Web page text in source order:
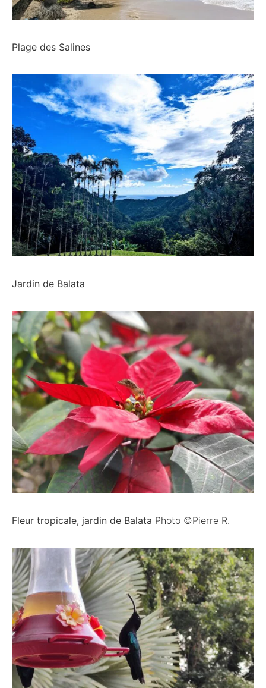
Plage des Salines
Jardin de Balata
Fleur tropicale, jardin de Balata Photo ©Pierre R.